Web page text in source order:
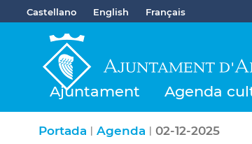
Castellano English Français
Ajuntament Agenda
Portada | Agenda | 02-12-2025